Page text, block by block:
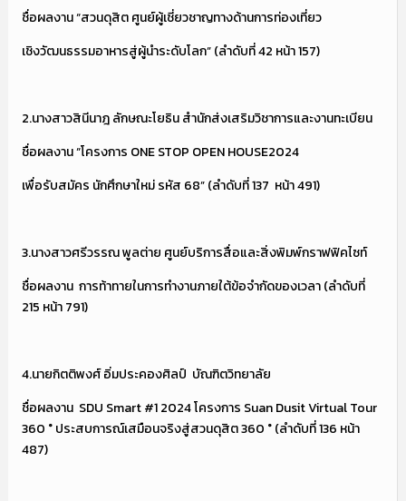
ชื่อผลงาน “สวนดุสิต ศูนย์ผู้เชี่ยวชาญทางด้านการท่องเที่ยว
เชิงวัฒนธรรมอาหารสู่ผู้นำระดับโลก” (ลำดับที่ 42 หน้า 157)
2.นางสาวสินีนาฎ ลักษณะโยธิน สำนักส่งเสริมวิชาการและงานทะเบียน
ชื่อผลงาน “โครงการ ONE STOP OPEN HOUSE2024
เพื่อรับสมัคร นักศึกษาใหม่ รหัส 68” (ลำดับที่ 137 หน้า 491)
3.นางสาวศรีวรรณ พูลต่าย ศูนย์บริการสื่อและสิ่งพิมพ์กราฟฟิคไซท์
ชื่อผลงาน การท้าทายในการทำงานภายใต้ข้อจำกัดของเวลา (ลำดับที่
215 หน้า 791)
4.นายกิตติพงศ์ อิ่มประคองศิลป์ บัณฑิตวิทยาลัย
ชื่อผลงาน SDU Smart #1 2024 โครงการ Suan Dusit Virtual Tour
360 ° ประสบการณ์เสมือนจริงสู่สวนดุสิต 360 ° (ลำดับที่ 136 หน้า
487)